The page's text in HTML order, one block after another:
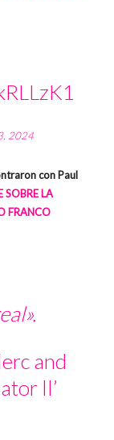
2024
con Paul
SOBRE LA
FRANCO
and
ll’